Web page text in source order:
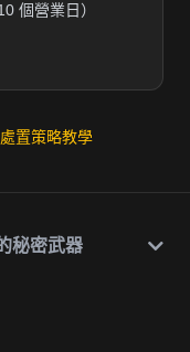
個營業日）
處置策略教學
秘密武器